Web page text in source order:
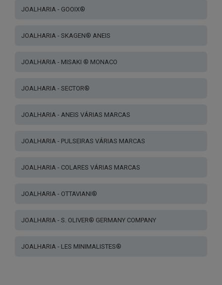
JOALHARIA - GOOIX®
JOALHARIA - SKAGEN® ANEIS
JOALHARIA - MISAKI ® MONACO
JOALHARIA - SECTOR®
JOALHARIA - ANEIS VÁRIAS MARCAS
JOALHARIA - PULSEIRAS VÁRIAS MARCAS
JOALHARIA - COLARES VÁRIAS MARCAS
JOALHARIA - OTTAVIANI®
JOALHARIA - S. OLIVER® GERMANY COMPANY
JOALHARIA - LES MINIMALISTES®